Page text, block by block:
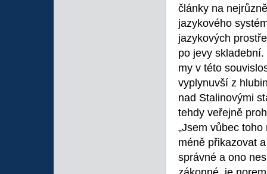
články na
jazykového
jazykových
po jevy
my v této
vyplynuvší z
nad Stalinovými
tehdy veřejně
„Jsem vůbec
méně přikazovat
správné a ono